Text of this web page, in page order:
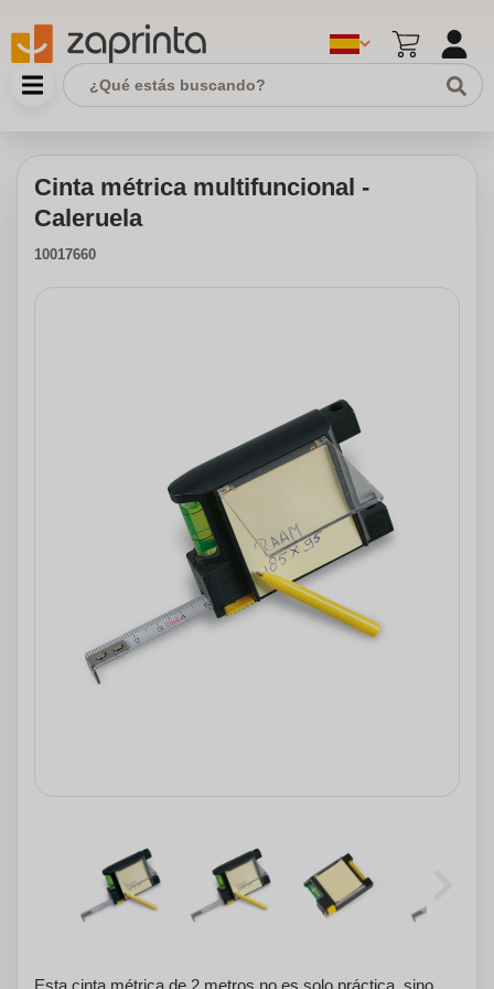
Cinta métrica multifuncional -
Caleruela
10017660
Esta cinta métrica de 2 metros no es solo práctica, sino